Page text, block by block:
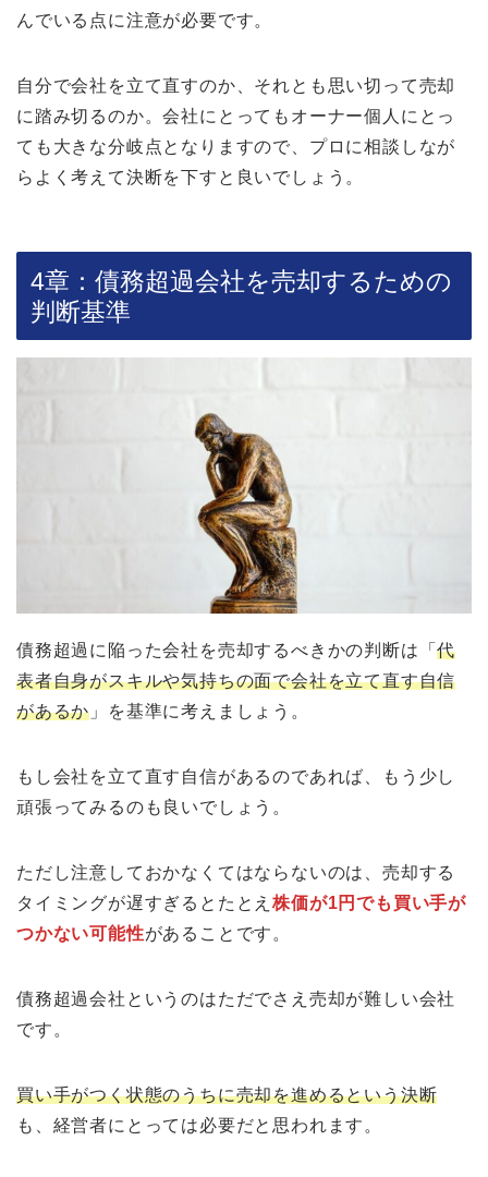
んでいる点に注意が必要です。
自分で会社を立て直すのか、それとも思い切って売却
に踏み切るのか。会社にとってもオーナー個人にとっ
ても大きな分岐点となりますので、プロに相談しなが
らよく考えて決断を下すと良いでしょう。
4章：債務超過会社を売却するための
判断基準
債務超過に陥った会社を売却するべきかの判断は「代
表者自身がスキルや気持ちの面で会社を立て直す自信
があるか 」を基準に考えましょう。
もし会社を立て直す自信があるのであれば、もう少し
頑張ってみるのも良いでしょう。
ただし注意しておかなくてはならないのは、売却する
タイミングが遅すぎるとたとえ株価が1円でも買い手が
つかない可能性があることです。
債務超過会社というのはただでさえ売却が難しい会社
です。
買い手がつく状態のうちに売却を進めるという決断
も、経営者にとっては必要だと思われます。